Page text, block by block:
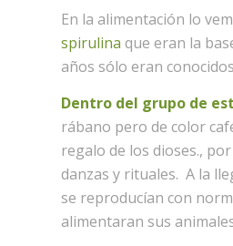
En la alimentación lo
spirulina que eran la
años sólo eran
Dentro del grupo de
rábano pero de color
regalo de los dioses.,
danzas y rituales. A la
se reproducían con
alimentaran sus